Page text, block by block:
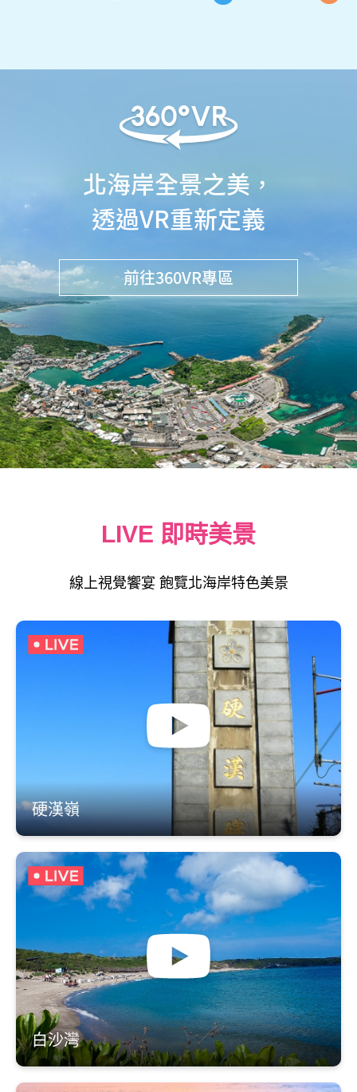
北海岸全景之美，
透過VR重新定義
前往360VR專區
LIVE 即時美景
線上視覺饗宴 飽覽北海岸特色美景
硬漢嶺
白沙灣